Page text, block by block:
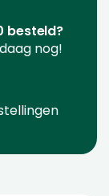
besteld?
nog!